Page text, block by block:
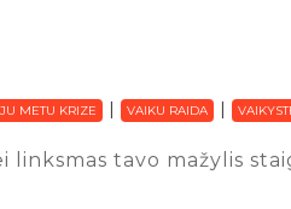
METU KRIZE VAIKU RAIDA
tavo mažylis